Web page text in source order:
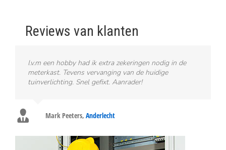
Reviews van klanten
I.v.m een hobby had ik extra zekeringen nodig in de
meterkast. Tevens vervanging van de huidige
tuinverlichting. Snel gefixt. Aanrader!
Mark Peeters, Anderlecht